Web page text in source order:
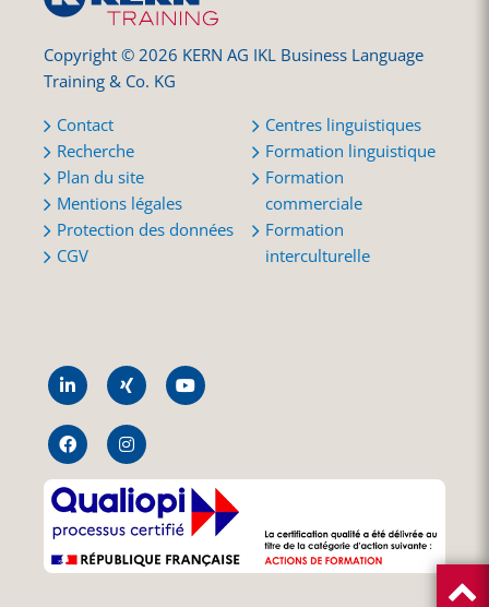
Copyright © 2026 KERN AG IKL Business Language
Training & Co. KG
Contact
Recherche
Plan du site
Mentions légales
Protection des données
CGV
Centres linguistiques
Formation linguistique
Formation
commerciale
Formation
interculturelle